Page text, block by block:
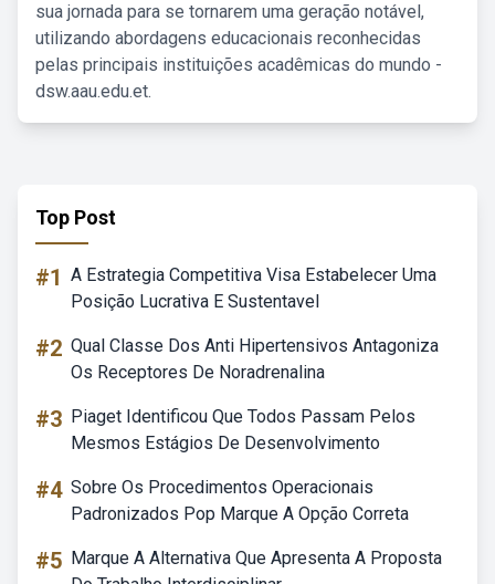
sua jornada para se tornarem uma geração notável,
utilizando abordagens educacionais reconhecidas
pelas principais instituições acadêmicas do mundo -
dsw.aau.edu.et.
Top Post
#1 A Estrategia Competitiva Visa Estabelecer Uma
Posição Lucrativa E Sustentavel
#2 Qual Classe Dos Anti Hipertensivos Antagoniza
Os Receptores De Noradrenalina
#3 Piaget Identificou Que Todos Passam Pelos
Mesmos Estágios De Desenvolvimento
#4 Sobre Os Procedimentos Operacionais
Padronizados Pop Marque A Opção Correta
#5 Marque A Alternativa Que Apresenta A Proposta